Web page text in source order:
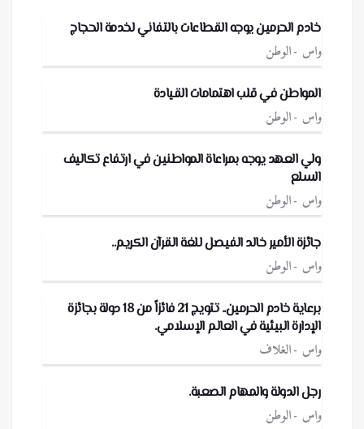
خادم الحرمين يوجه القطاعات بالتفاني لخدمة الحجاج
واس الوطن
المواطن في قلب اهتمامات القيادة
واس الوطن
ولي العهد يوجه بمراعاة المواطنين في ارتفاع تكاليف
السلع
واس الوطن
جائزة الأمير خالد الفيصل للغة القرآن الكريم..
واس الوطن
برعاية خادم الحرمين.. تتويج 21 فائزاً من 18 دولة بجائزة
الإدارة البيئية في العالم الإسلامي.
واس الغلاف
رجل الدولة والمهام الصعبة.
واس الوطن